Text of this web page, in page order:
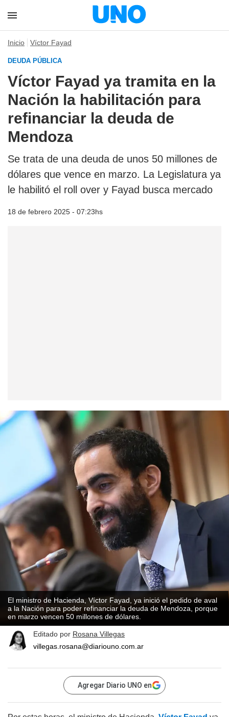
Inicio Víctor Fayad
DEUDA PÚBLICA
Víctor Fayad ya tramita en la
Nación la habilitación para
refinanciar la deuda de
Mendoza
Se trata de una deuda de unos 50 millones de
dólares que vence en marzo. La Legislatura ya
le habilitó el roll over y Fayad busca mercado
18 de febrero 2025 - 07:23hs
El ministro de Hacienda, Víctor Fayad, ya inició el pedido de aval
a la Nación para poder refinanciar la deuda de Mendoza, porque
en marzo vencen 50 millones de dólares.
Editado por Rosana Villegas
villegas.rosana@diariouno.com.ar
Agregar Diario UNO en